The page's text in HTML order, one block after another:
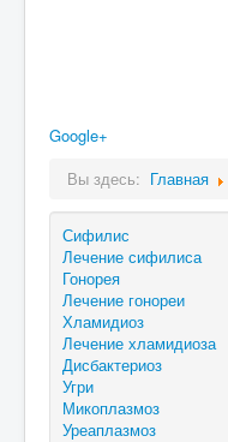
Google+
Вы здесь: Главная
Сифилис
Лечение сифилиса
Гонорея
Лечение гонореи
Хламидиоз
Лечение хламидиоза
Дисбактериоз
Угри
Микоплазмоз
Уреаплазмоз